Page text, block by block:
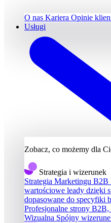
O nas Kariera Opinie
Usługi
Zobacz, co możemy dla
Strategia i wizerunek
Strategia Marketingu B2B
wartościowe leady dzięki
dopasowane do specyfiki
Profesjonalne strony
Wizualna Spójny